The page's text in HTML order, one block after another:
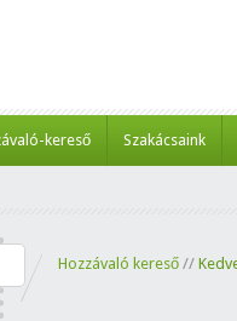
kereső Szakácsaink
Hozzávaló kereső //